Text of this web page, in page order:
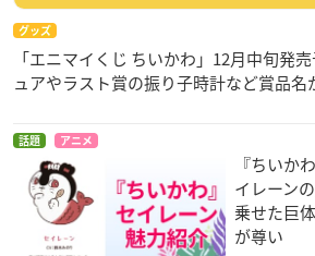
グッズ
「エニマイくじ ちいかわ」12月中旬発
ュアやラスト賞の振り子時計など賞品名
話題 アニメ
『ちいか
イレーン
乗せた巨
が尊い